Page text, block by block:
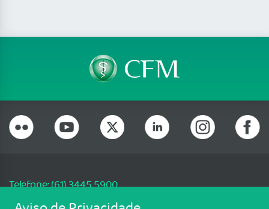
Telefone: (61) 3445 5900
Email: cfm@portalmedico.org.br